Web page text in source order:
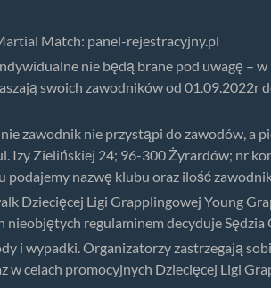
Match: panel-rejestracyjny.pl
nie będą brane pod uwagę – w
swoich zawodników od 01.09.2022r
zawodnik nie przystąpi do zawodów, a
Zielińskiej 24; 96-300 Żyrardów; nr
nazwę klubu oraz ilość
Dziecięcej Ligi Grapplingowej Young
regulaminem decyduje Sędzia
i wypadki. Organizatorzy zastrzegają
celach promocyjnych Dziecięcej Ligi